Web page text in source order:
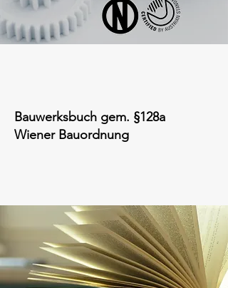
Bauwerksbuch gem. §128a
Wiener Bauordnung